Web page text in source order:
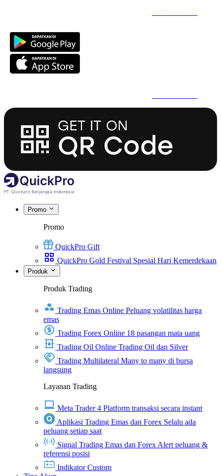
Promo
Promo
QuickPro Gift
QuickPro Gold Festival Spesial Hari Kemerdekaan
Produk
Produk Trading
Trading Emas Online Peluang volatilitas harga
emas
Trading Forex Online 18 pasangan mata uang
Trading Oil Online Trading Oil dan Silver
Trading Multilateral Many to many di bursa
langsung
Layanan Trading
Meta Trader 4 Platform transaksi secara instant
Aplikasi Trading Emas dan Forex Selalu ada
peluang setiap saat
Signal Trading Emas dan Forex Alert peluang &
referensi posisi
Indikator Custom